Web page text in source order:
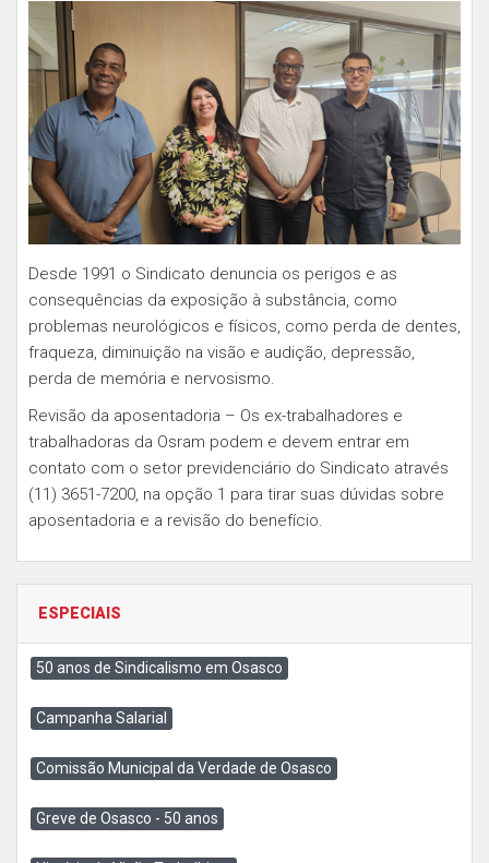
Desde 1991 o Sindicato denuncia os perigos e as
consequências da exposição à substância, como
problemas neurológicos e físicos, como perda de dentes,
fraqueza, diminuição na visão e audição, depressão,
perda de memória e nervosismo.
Revisão da aposentadoria – Os ex-trabalhadores e
trabalhadoras da Osram podem e devem entrar em
contato com o setor previdenciário do Sindicato através
(11) 3651-7200, na opção 1 para tirar suas dúvidas sobre
aposentadoria e a revisão do benefício.
ESPECIAIS
50 anos de Sindicalismo em Osasco
Campanha Salarial
Comissão Municipal da Verdade de Osasco
Greve de Osasco - 50 anos